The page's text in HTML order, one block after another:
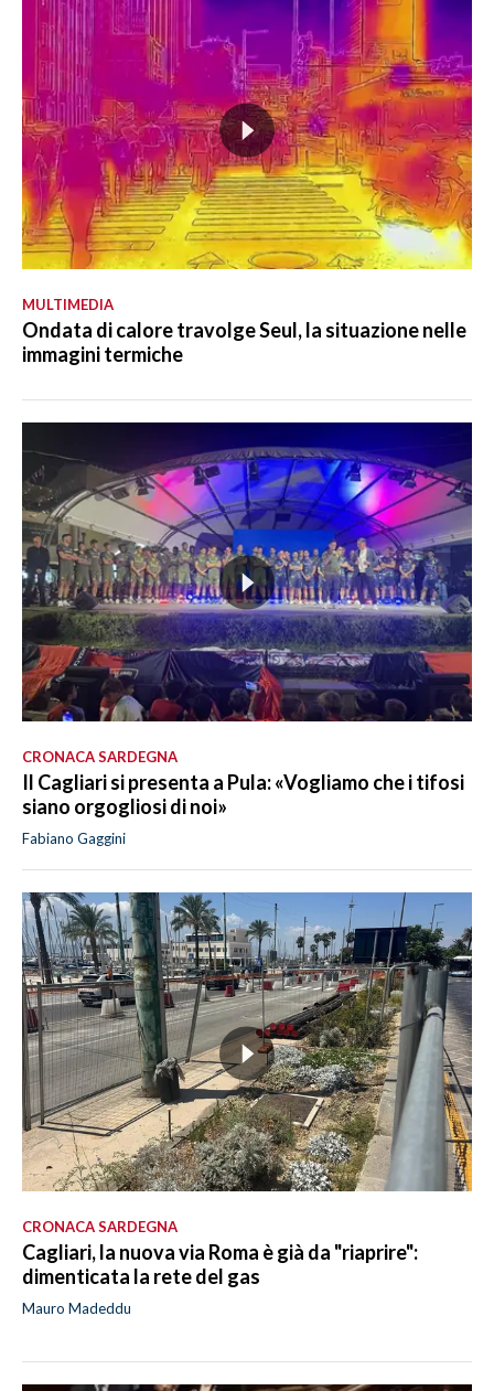
MULTIMEDIA
Ondata di calore travolge Seul, la situazione nelle
immagini termiche
CRONACA SARDEGNA
Il Cagliari si presenta a Pula: «Vogliamo che i tifosi
siano orgogliosi di noi»
Fabiano Gaggini
CRONACA SARDEGNA
Cagliari, la nuova via Roma è già da "riaprire":
dimenticata la rete del gas
Mauro Madeddu